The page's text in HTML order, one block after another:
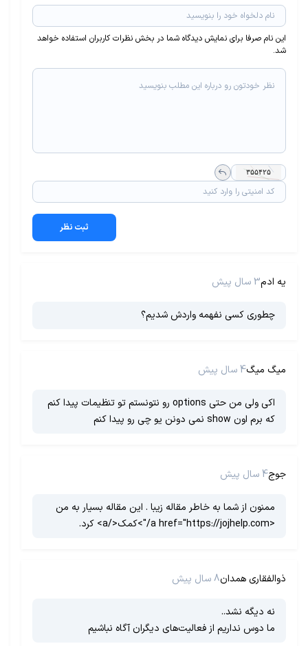
این نام صرفا برای نمایش دیدگاه شما در بخش نظرات کاربران استفاده خواهد
شد.
ثبت نظر
یه ادم3 سال پیش
چطوری کسی نفهمه واردش شدیم؟
میگ میگ4 سال پیش
اکی ولی من حتی options رو نتونستم تو تنظیمات پیدا کنم
که برم اون show نمی دونن یو چی رو پیدا کنم
جوج4 سال پیش
ممنون از شما به خاطر مقاله زیبا . این مقاله بسیار به من
<a href="https://jojhelp.com/">کمک</a> کرد.
ذوالفقاری همدان8 سال پیش
نه دیگه نشد..
ما دوس نداریم از فعالیت‌های دیگران آگاه نباشیم